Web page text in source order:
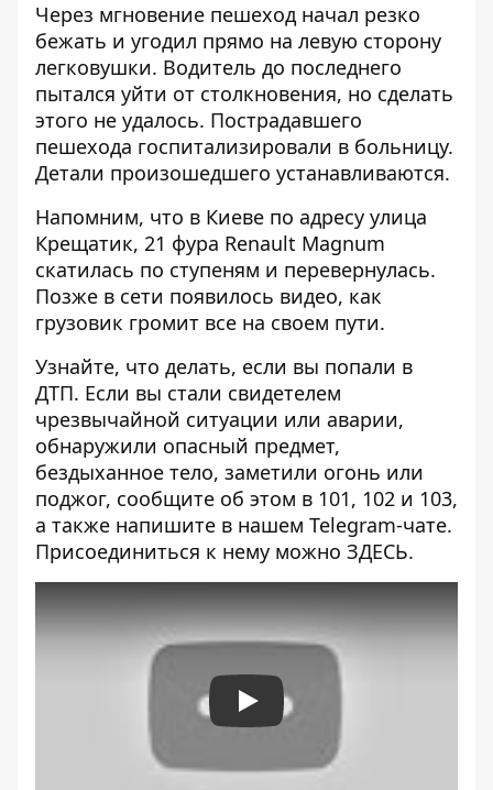
Через мгновение пешеход начал резко
бежать и угодил прямо на левую сторону
легковушки. Водитель до последнего
пытался уйти от столкновения, но сделать
этого не удалось. Пострадавшего
пешехода госпитализировали в больницу.
Детали произошедшего устанавливаются.
Напомним, что в Киеве по адресу улица
Крещатик, 21 фура Renault Magnum
скатилась по ступеням и перевернулась.
Позже в сети появилось видео, как
грузовик громит все на своем пути.
Узнайте, что делать, если вы попали в
ДТП. Если вы стали свидетелем
чрезвычайной ситуации или аварии,
обнаружили опасный предмет,
бездыханное тело, заметили огонь или
поджог, сообщите об этом в 101, 102 и 103,
а также напишите в нашем Telegram-чате.
Присоединиться к нему можно ЗДЕСЬ.
Play